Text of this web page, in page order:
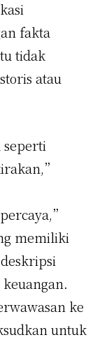
fakta
tidak
atau
seperti
memiliki
ke
untuk